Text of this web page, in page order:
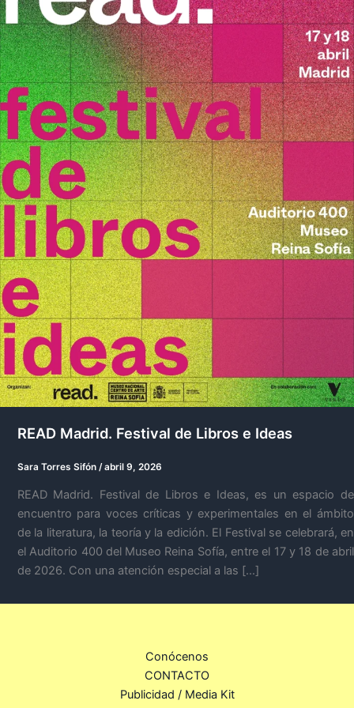
READ Madrid. Festival de Libros e Ideas
Sara Torres Sifón /abril 9, 2026
READ Madrid. Festival de Libros e Ideas, es un espacio de
encuentro para voces críticas y experimentales en el ámbito
de la literatura, la teoría y la edición. El Festival se celebrará, en
el Auditorio 400 del Museo Reina Sofía, entre el 17 y 18 de abril
de 2026. Con una atención especial a las […]
Conócenos
CONTACTO
Publicidad / Media Kit